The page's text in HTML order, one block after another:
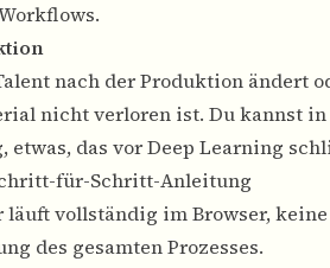
nach der Produktion ändert
nicht verloren ist. Du kannst
das vor Deep Learning
für-Schritt-Anleitung
läuft vollständig im Browser,
des gesamten Prozesses.